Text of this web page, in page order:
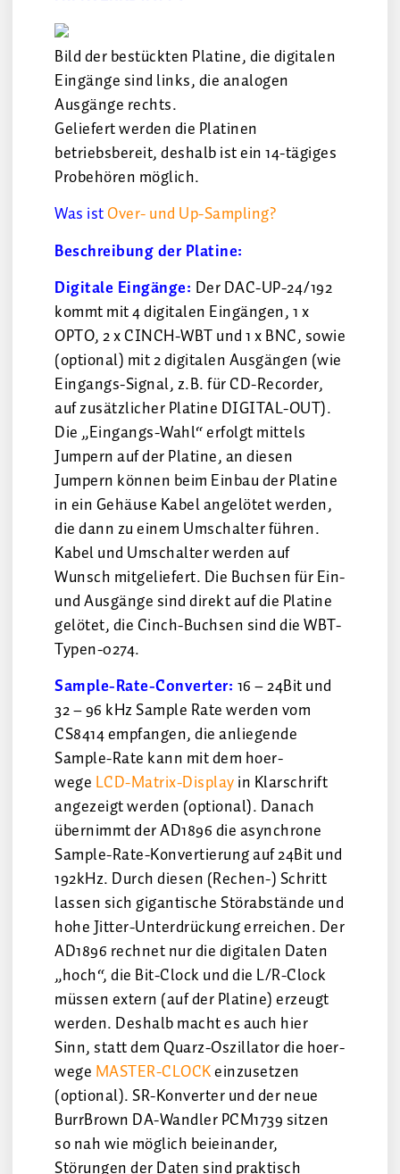
Bild der bestückten Platine, die digitalen
Eingänge sind links, die analogen
Ausgänge rechts.
Geliefert werden die Platinen
betriebsbereit, deshalb ist ein 14-tägiges
Probehören möglich.
Was istOver- und Up-Sampling?
Beschreibung der Platine:
Digitale Eingänge: Der DAC-UP-24/192
kommt mit 4 digitalen Eingängen, 1 x
OPTO, 2 x CINCH-WBT und 1 x BNC, sowie
(optional) mit 2 digitalen Ausgängen (wie
Eingangs-Signal, z.B. für CD-Recorder,
auf zusätzlicher Platine DIGITAL-OUT).
Die „Eingangs-Wahl“ erfolgt mittels
Jumpern auf der Platine, an diesen
Jumpern können beim Einbau der Platine
in ein Gehäuse Kabel angelötet werden,
die dann zu einem Umschalter führen.
Kabel und Umschalter werden auf
Wunsch mitgeliefert. Die Buchsen für Ein-
und Ausgänge sind direkt auf die Platine
gelötet, die Cinch-Buchsen sind die WBT-
Typen-0274.
Sample-Rate-Converter: 16 – 24Bit und
32 – 96 kHz Sample Rate werden vom
CS8414 empfangen, die anliegende
Sample-Rate kann mit dem hoer-
wege LCD-Matrix-Displayin Klarschrift
angezeigt werden (optional). Danach
übernimmt der AD1896 die asynchrone
Sample-Rate-Konvertierung auf 24Bit und
192kHz. Durch diesen (Rechen-) Schritt
lassen sich gigantische Störabstände und
hohe Jitter-Unterdrückung erreichen. Der
AD1896 rechnet nur die digitalen Daten
„hoch“, die Bit-Clock und die L/R-Clock
müssen extern (auf der Platine) erzeugt
werden. Deshalb macht es auch hier
Sinn, statt dem Quarz-Oszillator die hoer-
wege MASTER-CLOCKeinzusetzen
(optional). SR-Konverter und der neue
BurrBrown DA-Wandler PCM1739 sitzen
so nah wie möglich beieinander,
Störungen der Daten sind praktisch